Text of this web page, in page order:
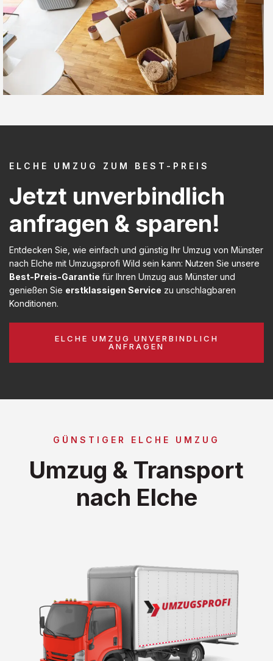
ELCHE UMZUG ZUM BEST-PREIS
Jetzt unverbindlich
anfragen & sparen!
Entdecken Sie, wie einfach und günstig Ihr Umzug von Münster
nach Elche mit Umzugsprofi Wild sein kann: Nutzen Sie unsere
Best-Preis-Garantie für Ihren Umzug aus Münster und
genießen Sie erstklassigen Service zu unschlagbaren
Konditionen.
ELCHE UMZUG UNVERBINDLICH
ANFRAGEN
GÜNSTIGER ELCHE UMZUG
Umzug & Transport
nach Elche